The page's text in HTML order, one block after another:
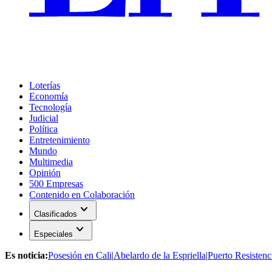
Loterías
Economía
Tecnología
Judicial
Política
Entretenimiento
Mundo
Multimedia
Opinión
500 Empresas
Contenido en Colaboración
Clasificados expand_more
Especiales expand_more
Es noticia:Posesión en Cali|Abelardo de la Espriella|Puerto